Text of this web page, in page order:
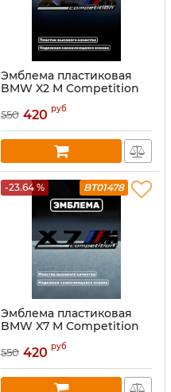
Эмблема пластиковая
BMW X2 M Competition
550 420 руб
-23.64 % BT01478
Эмблема пластиковая
BMW X7 M Competition
550 420 руб